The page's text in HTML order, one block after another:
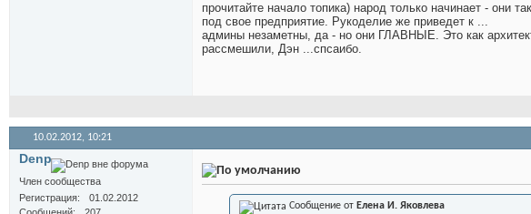
прочитайте начало топика) народ только начинает - они
под свое предприятие. Рукоделие же приведет к ...
админы незаметны, да - но они ГЛАВНЫЕ. Это как
рассмешили, Дэн ...спсаибо.
10.02.2012, 10:21
Denp
Член сообщества
Регистрация
01.02.2012
Сообщение от Елена И. Яковлева